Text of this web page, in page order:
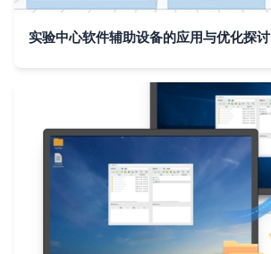
实验中心软件辅助设备的应用与优化探讨